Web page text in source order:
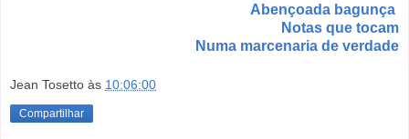
Abençoada bagunça
Notas que tocam
Numa marcenaria de verdade
Jean Tosetto às 10:06:00
Compartilhar